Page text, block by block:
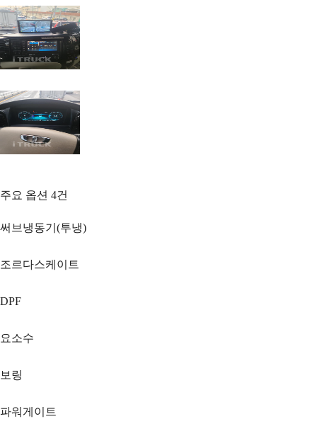
주요 옵션 4건
써브냉동기(투냉)
조르다스케이트
DPF
요소수
보링
파워게이트